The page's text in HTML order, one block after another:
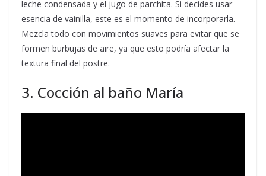
leche condensada y el jugo de parchita. Si decides usar
esencia de vainilla, este es el momento de incorporarla.
Mezcla todo con movimientos suaves para evitar que se
formen burbujas de aire, ya que esto podría afectar la
textura final del postre.
3. Cocción al baño María